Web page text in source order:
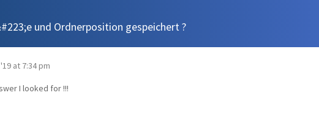
und Ordnerposition gespeichert ?
at 7:34 pm
I looked for !!!